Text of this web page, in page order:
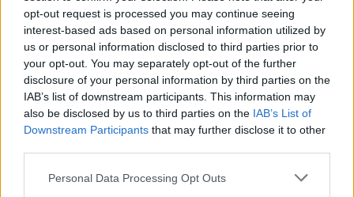
opt-out request is processed you may continue seeing
interest-based ads based on personal information utilized by
us or personal information disclosed to third parties prior to
your opt-out. You may separately opt-out of the further
disclosure of your personal information by third parties on the
IAB’s list of downstream participants. This information may
also be disclosed by us to third parties on the IAB’s List of
Downstream Participants that may further disclose it to other
Personal Data Processing Opt Outs
Σελιδοποίηση
Προηγούμενη σελίδα
Current page
1 Next page
Ροή ειδήσεων Δημοφιλή
09:47